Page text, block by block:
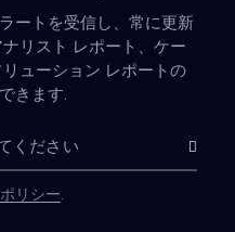
ートを受信し、常に更新
リスト レポート、ケー
ューション レポートの
きます.
購読
リシー.